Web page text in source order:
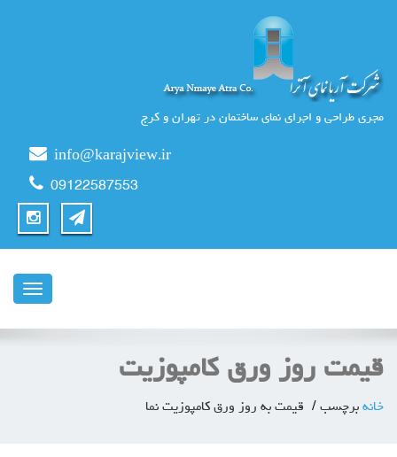
مجری طراحی و اجرای نمای ساختمان در تهران و کرج
info@karajview.ir
09122587553
ناوبری
قیمت روز ورق کامپوزیت
خانه برچسب قیمت به روز ورق کامپوزیت نما